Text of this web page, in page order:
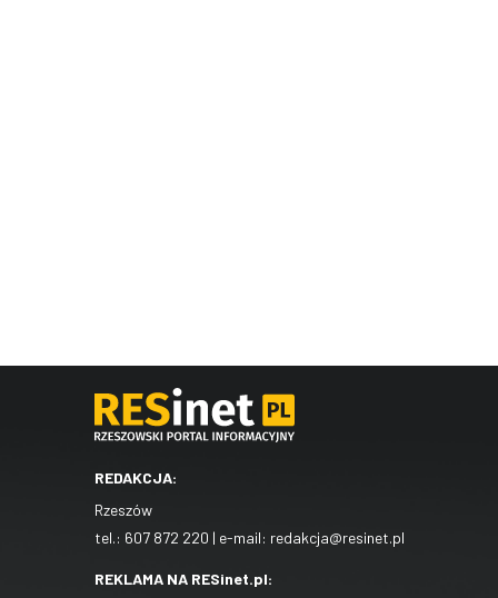
REDAKCJA:
Rzeszów
tel.: 607 872 220 | e-mail: redakcja@resinet.pl
REKLAMA NA RESinet.pl: